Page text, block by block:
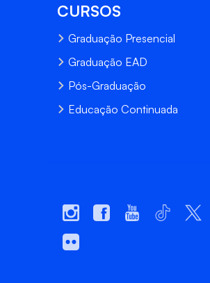
CURSOS
Graduação Presencial
Graduação EAD
Pós-Graduação
Educação Continuada